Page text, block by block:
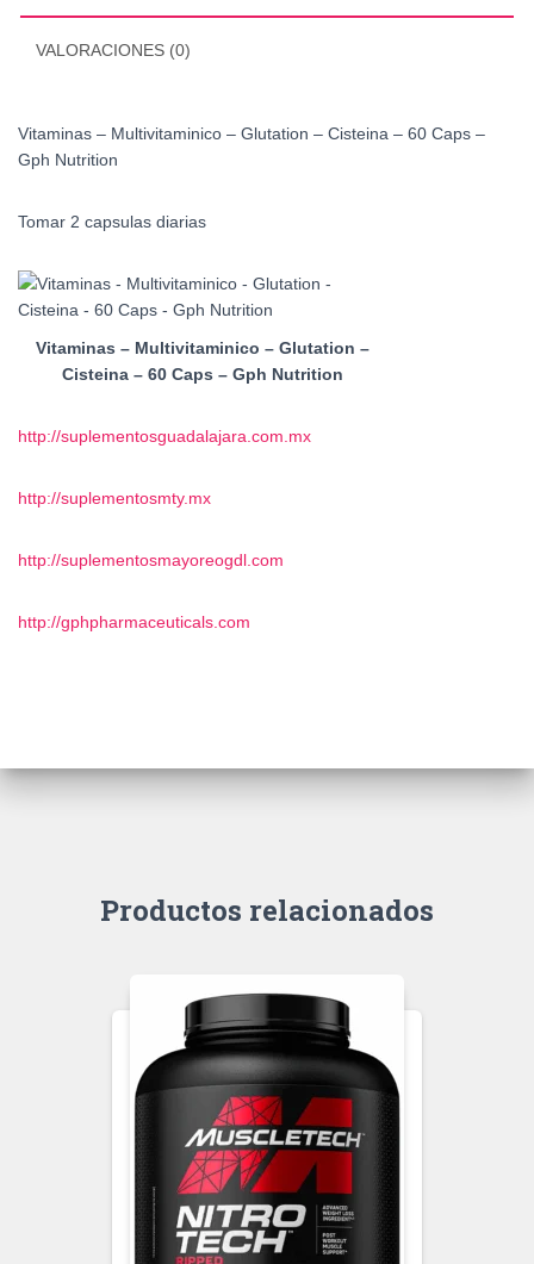
Caps
VALORACIONES (0)
Vitaminas – Multivitaminico – Glutation – Cisteina – 60 Caps –
Gph Nutrition
Tomar 2 capsulas diarias
Vitaminas – Multivitaminico – Glutation –
Cisteina – 60 Caps – Gph Nutrition
http://suplementosguadalajara.com.mx
http://suplementosmty.mx
http://suplementosmayoreogdl.com
http://gphpharmaceuticals.com
Productos relacionados